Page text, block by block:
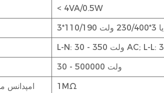
< 4VA/0.5W
30 - 500000 ولت
امپدانس 1MΩ